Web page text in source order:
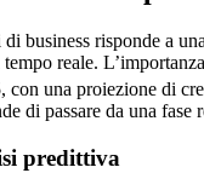
business risponde a
reale.
una proiezione di
di passare da una fase
predittiva